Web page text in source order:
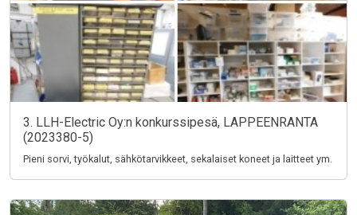
3. LLH-Electric Oy:n konkurssipesä, LAPPEENRANTA
(2023380-5)
Pieni sorvi, työkalut, sähkötarvikkeet, sekalaiset koneet ja laitteet ym.